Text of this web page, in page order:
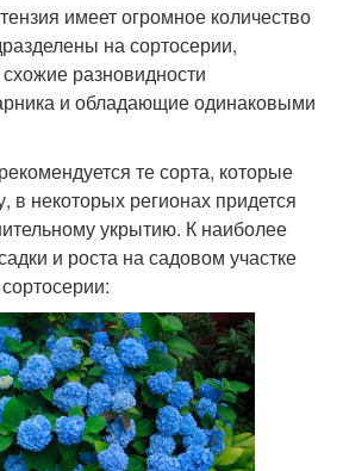
имеет огромное количество
на сортосерии,
разновидности
и обладающие одинаковыми
те сорта, которые
в некоторых регионах придется
укрытию. К наиболее
и роста на садовом участке